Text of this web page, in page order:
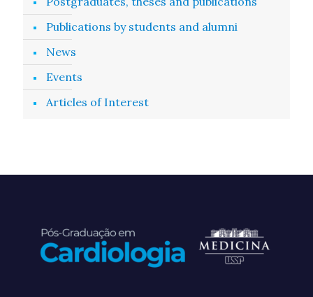
Publications by students and alumni
News
Events
Articles of Interest